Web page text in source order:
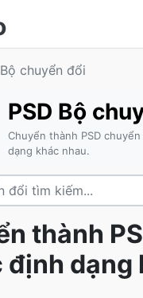
chuyển đổi
PSD Bộ
Chuyển thành PSD
dạng khác nhau.
thành
định dạng